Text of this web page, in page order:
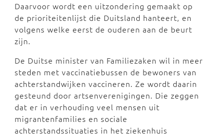
Daarvoor wordt een uitzondering gemaakt op
de prioriteitenlijst die Duitsland hanteert, en
volgens welke eerst de ouderen aan de beurt
zijn.
De Duitse minister van Familiezaken wil in meer
steden met vaccinatiebussen de bewoners van
achterstandwijken vaccineren. Ze wordt daarin
gesteund door artsenverenigingen. Die zeggen
dat er in verhouding veel mensen uit
migrantenfamilies en sociale
achterstandssituaties in het ziekenhuis